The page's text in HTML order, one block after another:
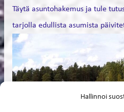
Hallinnoi
Täytä asuntohakemus ja tule
tarjolla edullista asumista